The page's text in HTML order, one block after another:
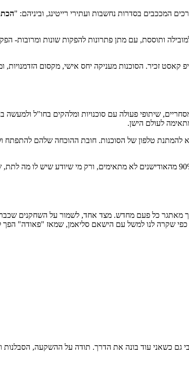
המככבים בסדרות נחשבות ועתירי רייטינג, וביניהם: "
ותוססת, עם מתן פתרונות להפקות שונות ומרובות-
קאסט זכיר. הסוכנות מעניקה יחס אישי, מקסום הזדמנויות,
360, אסטרטגיה ותכנון, יזמות, יצירת קמפיינים מסחריים, שיתופי פעולה עם סוכנויות
לעולם הישן.
טלפון של הסוכנות. חובת ההוכחה שלהם להתפתח
הסוכנות בוחרת לתת את הלב שלה רק במיוצגים אשר היא מאמינה בהם, ויש להם גישה בריאה ויכולת הכלה לקבל לא. 90%
מאתגר כל פעם מחדש. מצד אחד, לשמור על השחקנים
כפי שקרה לנו למשל עם הישאם סליאמן, שמאז "פאודה"
גם כשאני עוד בונה את הדרך. תודה על ההשקעה, הסבלנות